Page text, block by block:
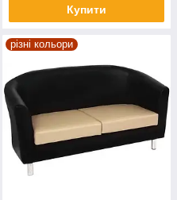
Купити
різні кольори